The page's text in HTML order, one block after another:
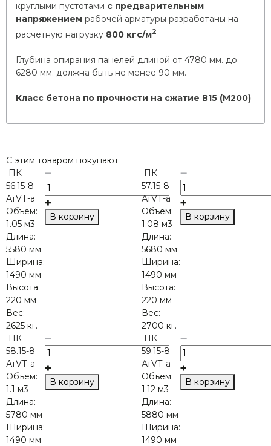
круглыми пустотами с предварительным
напряжением рабочей арматуры разработаны на
расчетную нагрузку 800 кгс/м2
Глубина опирания панелей длиной от 4780 мм. до
6280 мм. должна быть не менее 90 мм.
Класс бетона по прочности на сжатие В15 (М200)
С этим товаром покупают
ПК
56.15-8
АтVТ-а
Объем:
1.05 м3
Длина:
5580 мм
Ширина:
1490 мм
Высота:
220 мм
Вес:
2625 кг.
В корзину
ПК
57.15-8
АтVТ-а
Объем:
1.08 м3
Длина:
5680 мм
Ширина:
1490 мм
Высота:
220 мм
Вес:
2700 кг.
В корзину
ПК
58.15-8
АтVТ-а
Объем:
1.1 м3
Длина:
5780 мм
Ширина:
1490 мм
В корзину
ПК
59.15-8
АтVТ-а
Объем:
1.12 м3
Длина:
5880 мм
Ширина:
1490 мм
В корзину